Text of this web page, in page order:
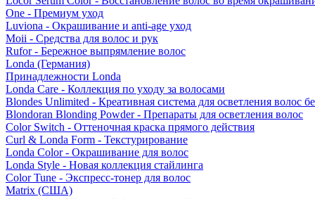
One - Премиум уход
Luviona - Окрашивание и anti-age уход
Moii - Средства для волос и рук
Rufor - Бережное выпрямление волос
Londa (Германия)
Принадлежности Londa
Londa Care - Коллекция по уходу за волосами
Blondes Unlimited - Креативная система для осветления волос
Blondoran Blonding Powder - Препараты для осветления волос
Color Switch - Оттеночная краска прямого действия
Curl & Londa Form - Текстурирование
Londa Color - Окрашивание для волос
Londa Style - Новая коллекция стайлинга
Color Tune - Экспресс-тонер для волос
Matrix (США)